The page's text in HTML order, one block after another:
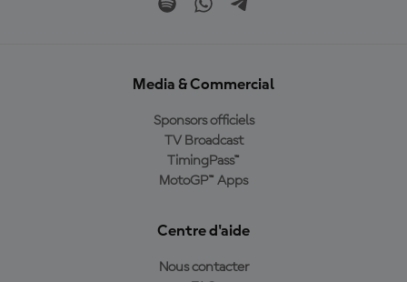
Media & Commercial
Sponsors officiels
TV Broadcast
TimingPass™
MotoGP™ Apps
Centre d'aide
Nous contacter